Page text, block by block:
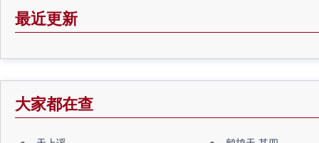
最近更新
大家都在查